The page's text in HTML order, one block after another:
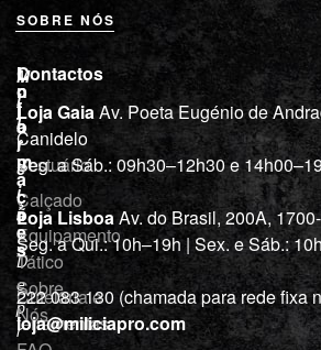
SOBRE NÓS
M
i
l
í
c
i
a
“
D
e
p
r
L
o
j
a
Vestuário
Calçado
Equipamento
Tático
Cutelaria e
ferramentas
I
n
f
o
r
m
a
ç
õ
e
s
Sobre
Nós
Contactos
Loja GaiaAv. Poeta Eugénio de
Canidelo
Seg. a Sáb.: 09h30–12h30 e
Loja LisboaAv. do Brasil, 200A,
Seg. a Qui.: 10h–19h | Sex. e Sáb.:
222 083 130 (chamada para rede fixa
loja@miliciapro.com